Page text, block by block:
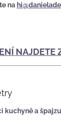
na
NAJDETE
kuchyně a špajzu